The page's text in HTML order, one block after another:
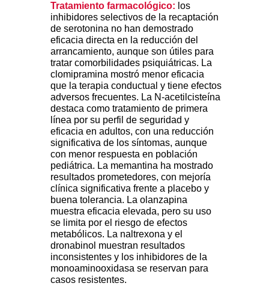
Tratamiento farmacológico: los
inhibidores selectivos de la recaptación
de serotonina no han demostrado
eficacia directa en la reducción del
arrancamiento, aunque son útiles para
tratar comorbilidades psiquiátricas. La
clomipramina mostró menor eficacia
que la terapia conductual y tiene efectos
adversos frecuentes. La N-acetilcisteína
destaca como tratamiento de primera
línea por su perfil de seguridad y
eficacia en adultos, con una reducción
significativa de los síntomas, aunque
con menor respuesta en población
pediátrica. La memantina ha mostrado
resultados prometedores, con mejoría
clínica significativa frente a placebo y
buena tolerancia. La olanzapina
muestra eficacia elevada, pero su uso
se limita por el riesgo de efectos
metabólicos. La naltrexona y el
dronabinol muestran resultados
inconsistentes y los inhibidores de la
monoaminooxidasa se reservan para
casos resistentes.